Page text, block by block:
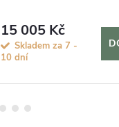
15 005 Kč
Skladem za 7 -
10 dní